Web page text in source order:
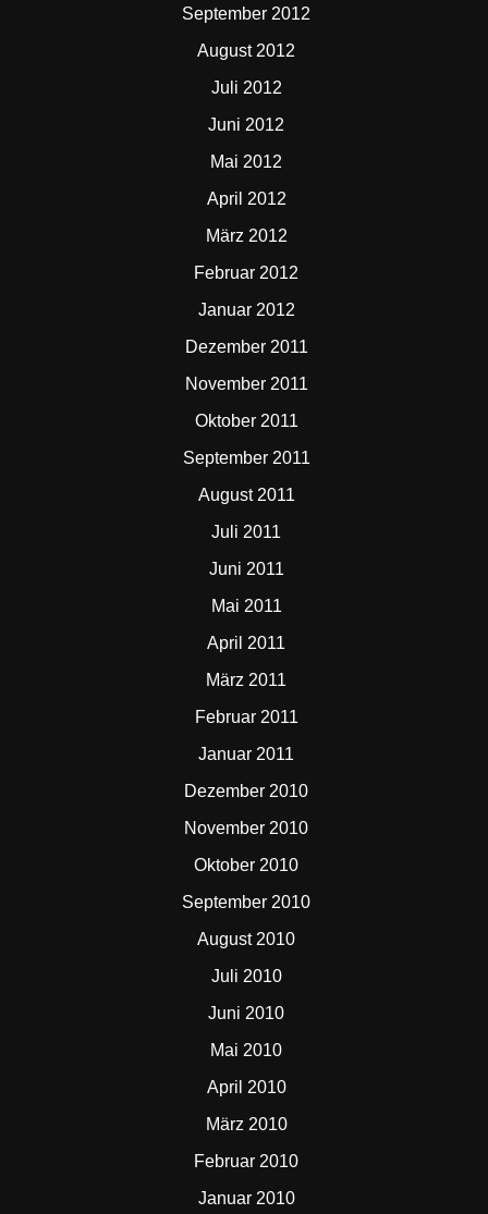
September 2012
August 2012
Juli 2012
Juni 2012
Mai 2012
April 2012
März 2012
Februar 2012
Januar 2012
Dezember 2011
November 2011
Oktober 2011
September 2011
August 2011
Juli 2011
Juni 2011
Mai 2011
April 2011
März 2011
Februar 2011
Januar 2011
Dezember 2010
November 2010
Oktober 2010
September 2010
August 2010
Juli 2010
Juni 2010
Mai 2010
April 2010
März 2010
Februar 2010
Januar 2010